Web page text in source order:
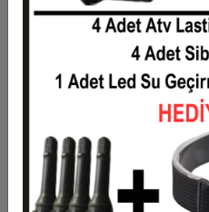
1
4.150,00 TL
2.075,00 TL
3
1.480,17 TL
1.130,87 TL
5
921,30 TL
6
781,58 TL
7
681,79 TL